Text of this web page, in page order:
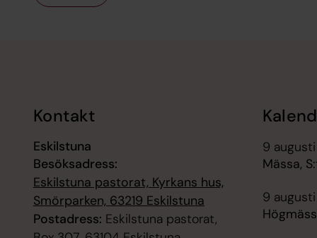
Kontakt
Eskilstuna
Besöksadress:
Eskilstuna pastorat, Kyrkans hus,
Smörparken, 63219 Eskilstuna
Postadress: Eskilstuna pastorat,
9
Mässa,
9 augusti